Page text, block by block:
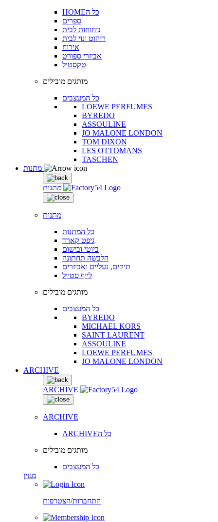
HOMEכל ה
ספרים
ניחוחות לבית
ריהוט ונוי לבית
אירוח
אביזרי ספורט
טקסטיל
מותגים מובילים
כל המעצבים
LOEWE PERFUMES
BYREDO
ASSOULINE
JO MALONE LONDON
TOM DIXON
LES OTTOMANS
TASCHEN
מתנות
מתנות
כל המתנות
גיפט קארד
ביוטי ובישום
הלבשה תחתונה
תיקים, נעליים ואביזרים
לייף סטייל
מותגים מובילים
כל המעצבים
BYREDO
MICHAEL KORS
SAINT LAURENT
ASSOULINE
LOEWE PERFUMES
JO MALONE LONDON
ARCHIVE
ARCHIVE
ARCHIVE
ARCHIVEכל ה
מותגים מובילים
כל המעצבים
מגזין
התחברות/הצטרפות